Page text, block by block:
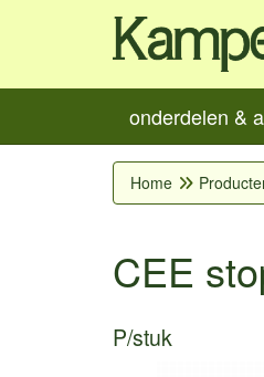
onderdelen &
Home
CEE
P/stuk